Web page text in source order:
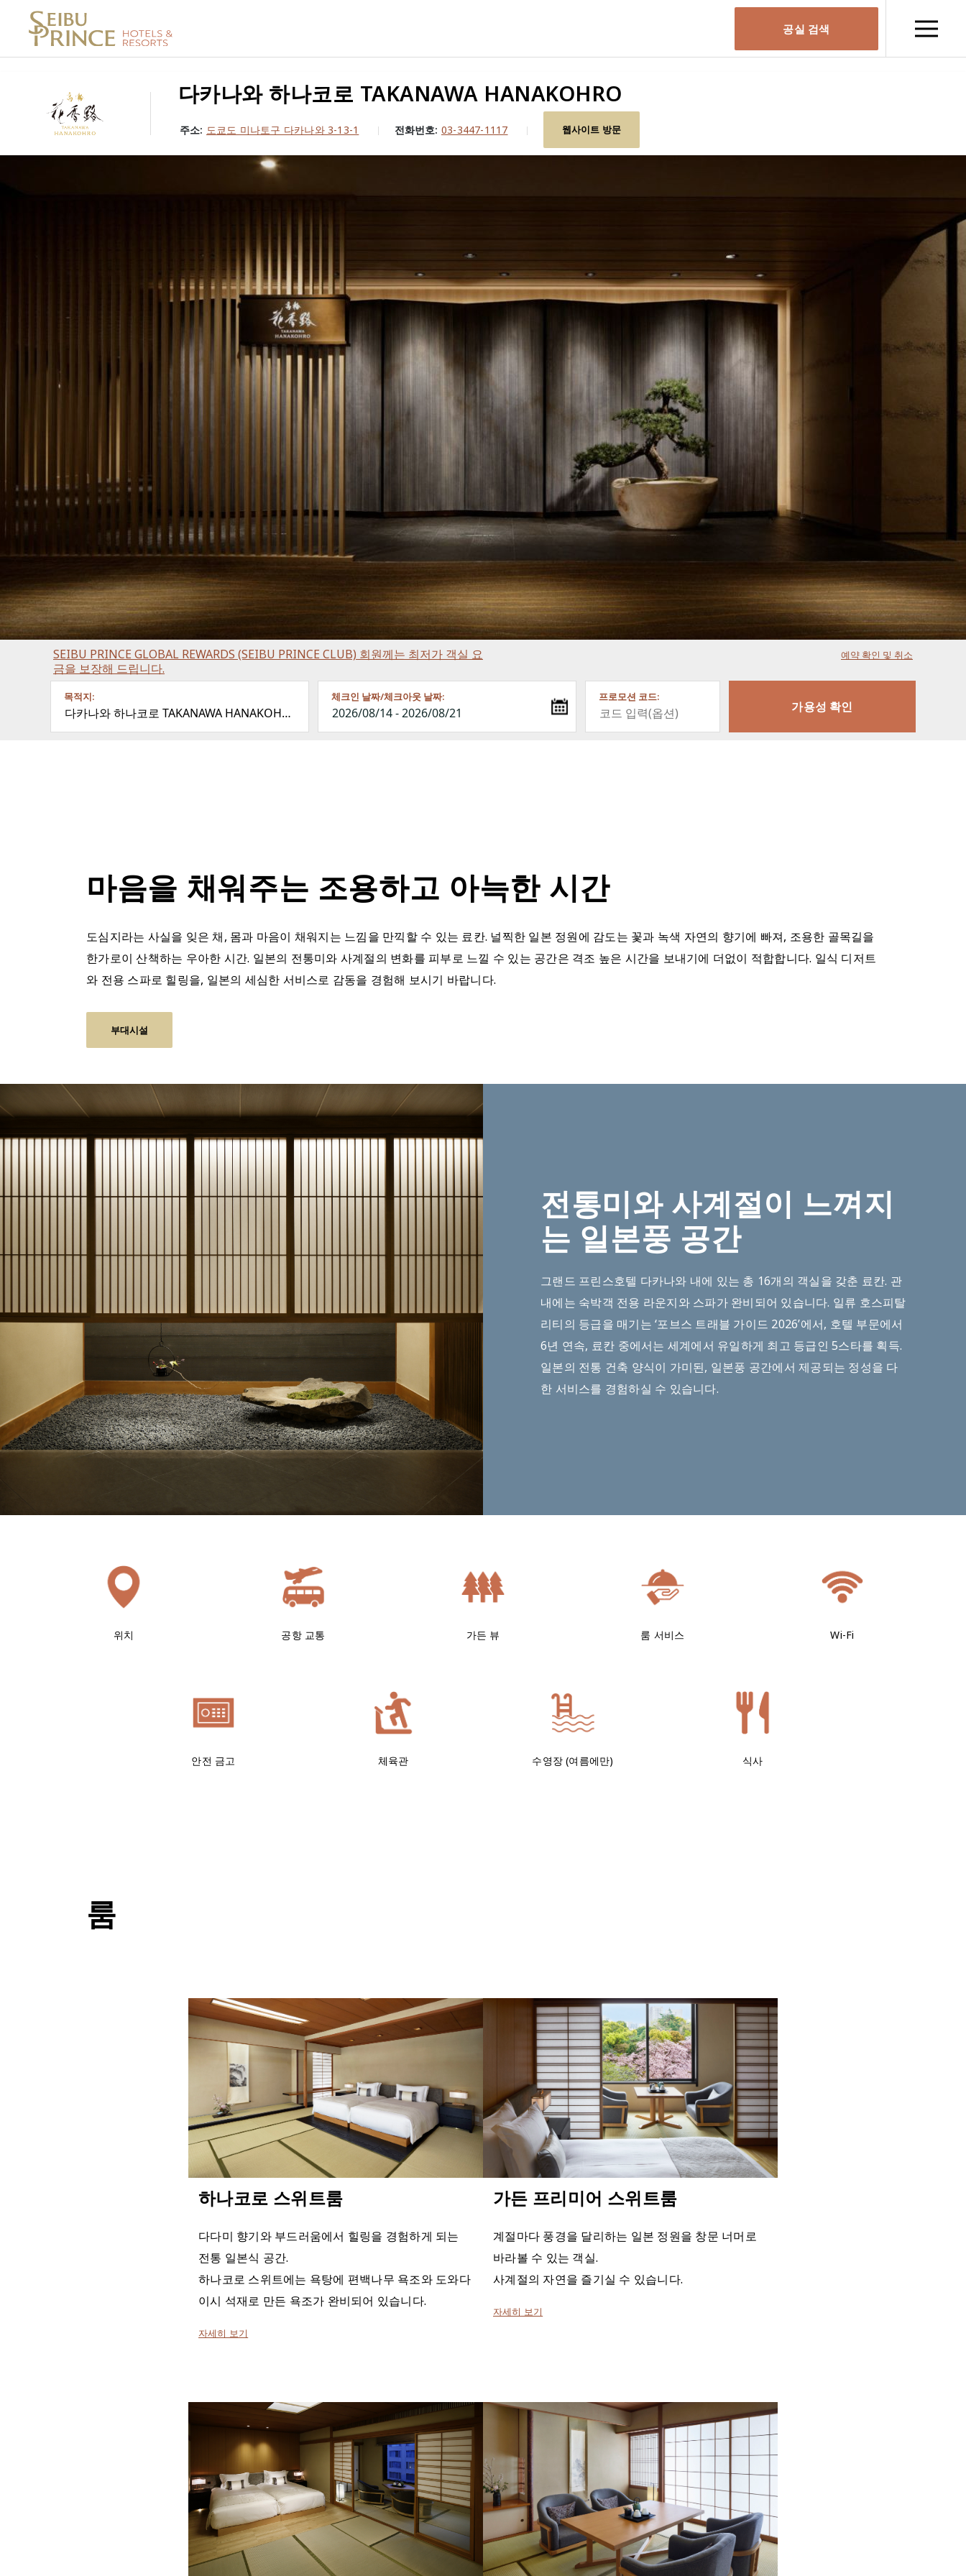
공실 검색
다카나와 하나코로 TAKANAWA HANAKOHRO
주소: 도쿄도 미나토구 다카나와 3-13-1 전화번호: 03-3447-1117 웹사이트 방문
SEIBU PRINCE GLOBAL REWARDS (SEIBU PRINCE CLUB) 회원께는 최저가 객실 요
금을 보장해 드립니다.
예약 확인 및 취소
목적지:
다카나와 하나코로 TAKANAWA HANAKOHRO
체크인 날짜/체크아웃 날짜: 프로모션 코드:
마음을 채워주는 조용하고 아늑한 시간
도심지라는 사실을 잊은 채, 몸과 마음이 채워지는 느낌을 만끽할 수 있는 료칸. 널찍한 일본 정원에 감도는 꽃과 녹색 자연의 향기에 빠져, 조용한 골목길을
한가로이 산책하는 우아한 시간. 일본의 전통미와 사계절의 변화를 피부로 느낄 수 있는 공간은 격조 높은 시간을 보내기에 더없이 적합합니다. 일식 디저트
와 전용 스파로 힐링을, 일본의 세심한 서비스로 감동을 경험해 보시기 바랍니다.
부대시설
전통미와 사계절이 느껴지
는 일본풍 공간
그랜드 프린스호텔 다카나와 내에 있는 총 16개의 객실을 갖춘 료칸. 관
내에는 숙박객 전용 라운지와 스파가 완비되어 있습니다. 일류 호스피탈
리티의 등급을 매기는 ‘포브스 트래블 가이드 2026’에서, 호텔 부문에서
6년 연속, 료칸 중에서는 세계에서 유일하게 최고 등급인 5스타를 획득.
일본의 전통 건축 양식이 가미된, 일본풍 공간에서 제공되는 정성을 다
한 서비스를 경험하실 수 있습니다.
위치 공항 교통 가든 뷰 룸 서비스 Wi-Fi
안전 금고 체육관 수영장 (여름에만) 식사
룸
하나코로 스위트룸
다다미 향기와 부드러움에서 힐링을 경험하게 되는
전통 일본식 공간.
하나코로 스위트에는 욕탕에 편백나무 욕조와 도와다
이시 석재로 만든 욕조가 완비되어 있습니다.
자세히 보기
가든 프리미어 스위트룸
계절마다 풍경을 달리하는 일본 정원을 창문 너머로
바라볼 수 있는 객실.
사계절의 자연을 즐기실 수 있습니다.
자세히 보기